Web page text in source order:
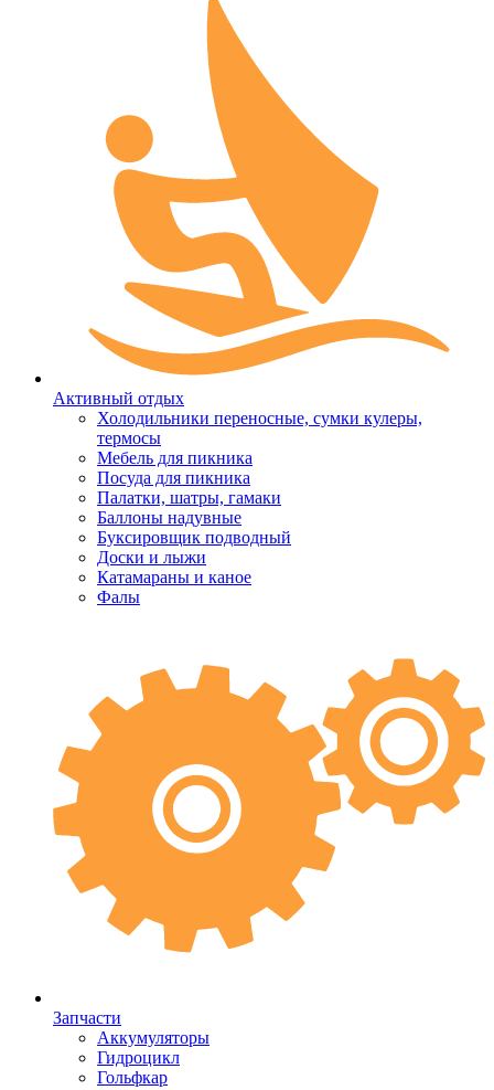
Активный отдых
Холодильники переносные, сумки кулеры,
термосы
Мебель для пикника
Посуда для пикника
Палатки, шатры, гамаки
Баллоны надувные
Буксировщик подводный
Доски и лыжи
Катамараны и каное
Фалы
Запчасти
Аккумуляторы
Гидроцикл
Гольфкар